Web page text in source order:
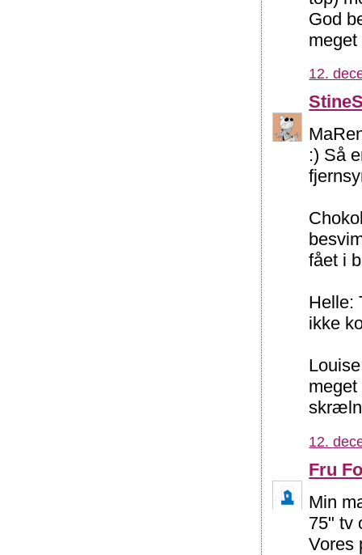
God
12.
:) Så
fået i
Helle:
ikke
12.
Fru
Min
75" tv
Vores